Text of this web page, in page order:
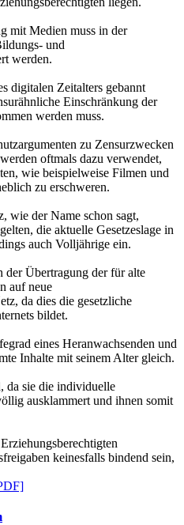
mit Medien muss in der
und
werden.
digitalen Zeitalters gebannt
Einschränkung der
werden muss.
zu Zensurzwecken
oftmals dazu verwendet,
wie beispielweise Filmen und
zu erschweren.
wie der Name schon sagt,
die aktuelle Gesetzeslage in
auch Volljährige ein.
der Übertragung der für alte
auf neue
da dies die gesetzliche
bildet.
eines Heranwachsenden und
Inhalte mit seinem Alter gleich.
da sie die individuelle
ausklammert und ihnen somit
keinesfalls bindend sein,